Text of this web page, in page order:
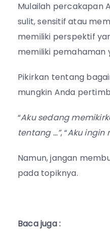
Mulailah percakapan
sulit, sensitif atau
memiliki perspektif
memiliki
Pikirkan tentang
mungkin Anda
“Aku sedang
tentang …”, “Aku ingin
Namun, jangan
pada topiknya.
Baca juga :